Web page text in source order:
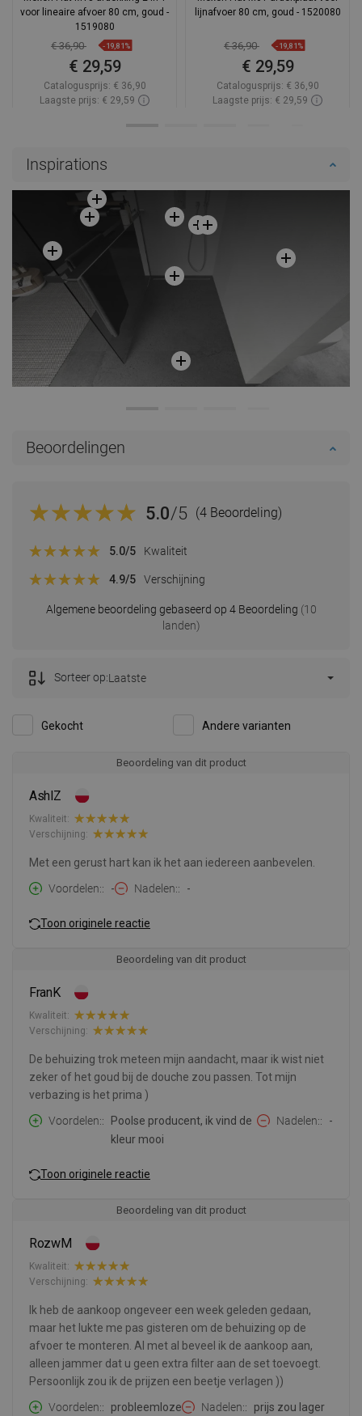
voor lineaire afvoer 80 cm, goud -
1519080
€ 36,90 -19,81%
€ 29,59
Catalogusprijs: € 36,90
Laagste prijs: € 29,59
lijnafvoer 80 cm, goud - 1520080
€ 36,90 -19,81%
€ 29,59
Catalogusprijs: € 36,90
Laagste prijs: € 29,59
Inspirations
Beoordelingen
5.0/5 (4 Beoordeling)
Algemene beoordeling gebaseerd op 4 Beoordeling (10
landen)
5.0/5 Kwaliteit
4.9/5 Verschijning
Gekocht Andere varianten
Sorteer op:Laatste
Beoordeling van dit product
AshlZ
Kwaliteit:
Verschijning:
Met een gerust hart kan ik het aan iedereen aanbevelen.
Voordelen:
- Nadelen: -
Toon originele reactie
Beoordeling van dit product
FranK
Kwaliteit:
Verschijning:
De behuizing trok meteen mijn aandacht, maar ik wist niet
zeker of het goud bij de douche zou passen. Tot mijn
verbazing is het prima )
Voordelen:
Poolse producent, ik vind de
kleur mooi
Nadelen: -
Toon originele reactie
Beoordeling van dit product
RozwM
Kwaliteit:
Verschijning:
Ik heb de aankoop ongeveer een week geleden gedaan,
maar het lukte me pas gisteren om de behuizing op de
afvoer te monteren. Al met al beveel ik de aankoop aan,
alleen jammer dat u geen extra filter aan de set toevoegt.
Persoonlijk zou ik de prijzen een beetje verlagen ))
Voordelen:
probleemloze
Nadelen:
prijs zou lager